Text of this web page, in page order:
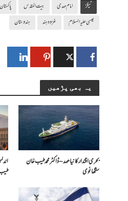
ٹیگز امام مہدی بیت المقدس پاکستان
عیسی علیہ السلام
غزوہ ہند ہندوستان
یہ بھی پڑھیں
بحری اقتدار کا نیا عہد – ڈاکٹر محمد طیب خان
سنگھانوی